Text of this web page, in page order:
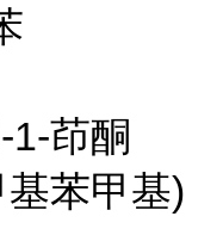
1-茚酮
苯甲基)